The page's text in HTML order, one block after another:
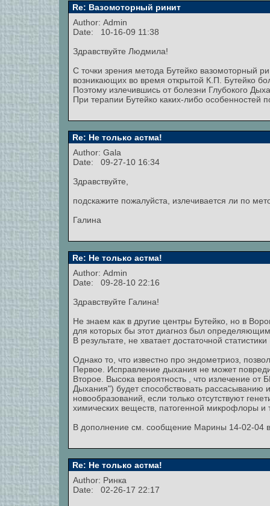
Re: Вазомоторный ринит
Author: Admin
Date: 10-16-09 11:38
Здравствуйте Людмила!
С точки зрения метода Бутейко вазомоторный
возникающих во время открытой К.П. Бутейко
Поэтому излечившись от болезни Глубокого
При терапии Бутейко каких-либо особенностей
Re: Не только астма!
Author: Gala
Date: 09-27-10 16:34
Здравствуйте,
подскажите пожалуйста, излечивается ли по
Галина
Re: Не только астма!
Author: Admin
Date: 09-28-10 22:16
Здравствуйте Галина!
Не знаем как в другие центры Бутейко, но в
для которых бы этот диагноз был
В результате, не хватает достаточной
Однако то, что известно про эндометриоз,
Первое. Исправление дыхания не может
Второе. Высока вероятность , что излечение от
Дыхания") будет способствовать рассасыванию
новообразований, если только отсутствуют
химических веществ, патогенной микрофлоры и
В дополнение см. сообщение Марины 14-02-04
Re: Не только астма!
Author: Ринка
Date: 02-26-17 22:17